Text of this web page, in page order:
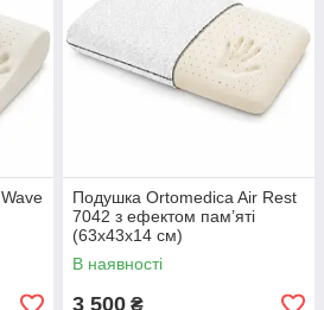
Подушка Ortomedica Air Rest
7042 з ефектом пам’яті
(63х43х14 см)
В наявності
3 500 ₴